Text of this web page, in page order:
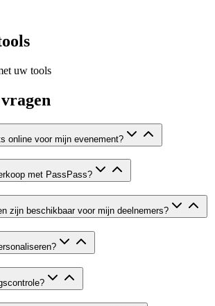
uw tools
online voor mijn evenement?
met PassPass?
zijn beschikbaar voor mijn deelnemers?